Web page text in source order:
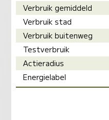
Verbruik gemiddeld
Verbruik stad
Verbruik buitenweg
Testverbruik
Actieradius
Energielabel